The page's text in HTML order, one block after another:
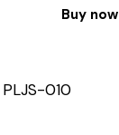
Buy now
PLJS-010